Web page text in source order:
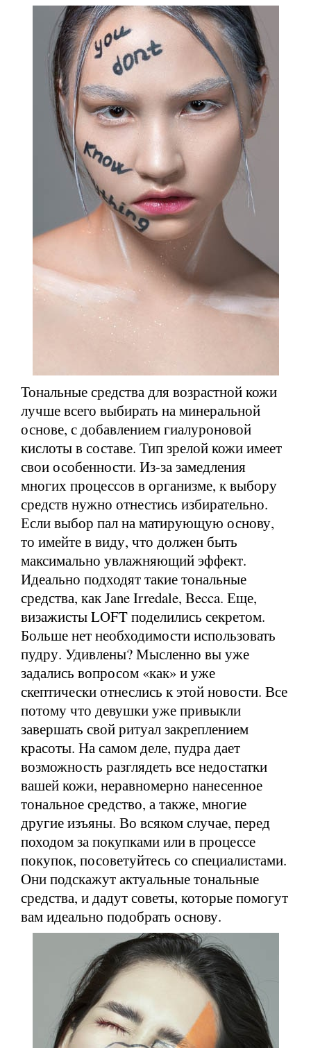
Тональные средства для возрастной кожи
лучше всего выбирать на минеральной
основе, с добавлением гиалуроновой
кислоты в составе. Тип зрелой кожи имеет
свои особенности. Из-за замедления
многих процессов в организме, к выбору
средств нужно отнестись избирательно.
Если выбор пал на матирующую основу,
то имейте в виду, что должен быть
максимально увлажняющий эффект.
Идеально подходят такие тональные
средства, как Jane Irredale, Becca. Еще,
визажисты LOFT поделились секретом.
Больше нет необходимости использовать
пудру. Удивлены? Мысленно вы уже
задались вопросом «как» и уже
скептически отнеслись к этой новости. Все
потому что девушки уже привыкли
завершать свой ритуал закреплением
красоты. На самом деле, пудра дает
возможность разглядеть все недостатки
вашей кожи, неравномерно нанесенное
тональное средство, а также, многие
другие изъяны. Во всяком случае, перед
походом за покупками или в процессе
покупок, посоветуйтесь со специалистами.
Они подскажут актуальные тональные
средства, и дадут советы, которые помогут
вам идеально подобрать основу.